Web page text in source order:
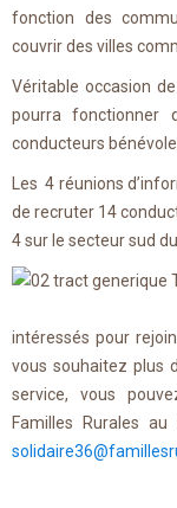
fonction des
couvrir des villes
Véritable occasion
pourra fonctionner
conducteurs
Les 4 réunions
de recruter 14
4 sur le secteur sud
intéressés pour
vous souhaitez plus
service, vous
Familles Rurales